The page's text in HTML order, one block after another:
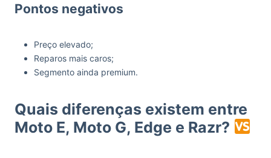
Pontos negativos
Preço elevado;
Reparos mais caros;
Segmento ainda premium.
Quais diferenças existem entre
Moto E, Moto G, Edge e Razr?